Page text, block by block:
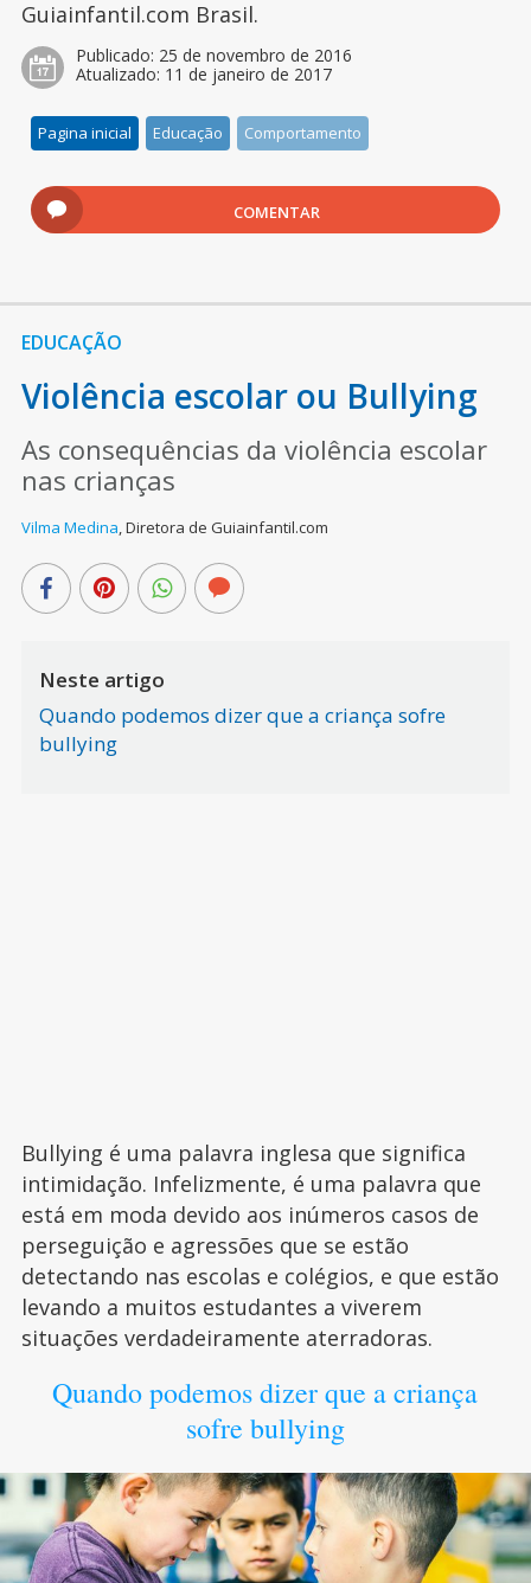
Guiainfantil.com Brasil.
Publicado: 25 de novembro de 2016
Atualizado: 11 de janeiro de 2017
Pagina inicial Educação Comportamento
COMENTAR
EDUCAÇÃO
Violência escolar ou Bullying
As consequências da violência escolar
nas crianças
Vilma Medina,Diretora de Guiainfantil.com
Neste artigo
Quando podemos dizer que a criança sofre
bullying
Bullying é uma palavra inglesa que significa
intimidação. Infelizmente, é uma palavra que
está em moda devido aos inúmeros casos de
perseguição e agressões que se estão
detectando nas escolas e colégios, e que estão
levando a muitos estudantes a viverem
situações verdadeiramente aterradoras.
Quando podemos dizer que a criança
sofre bullying